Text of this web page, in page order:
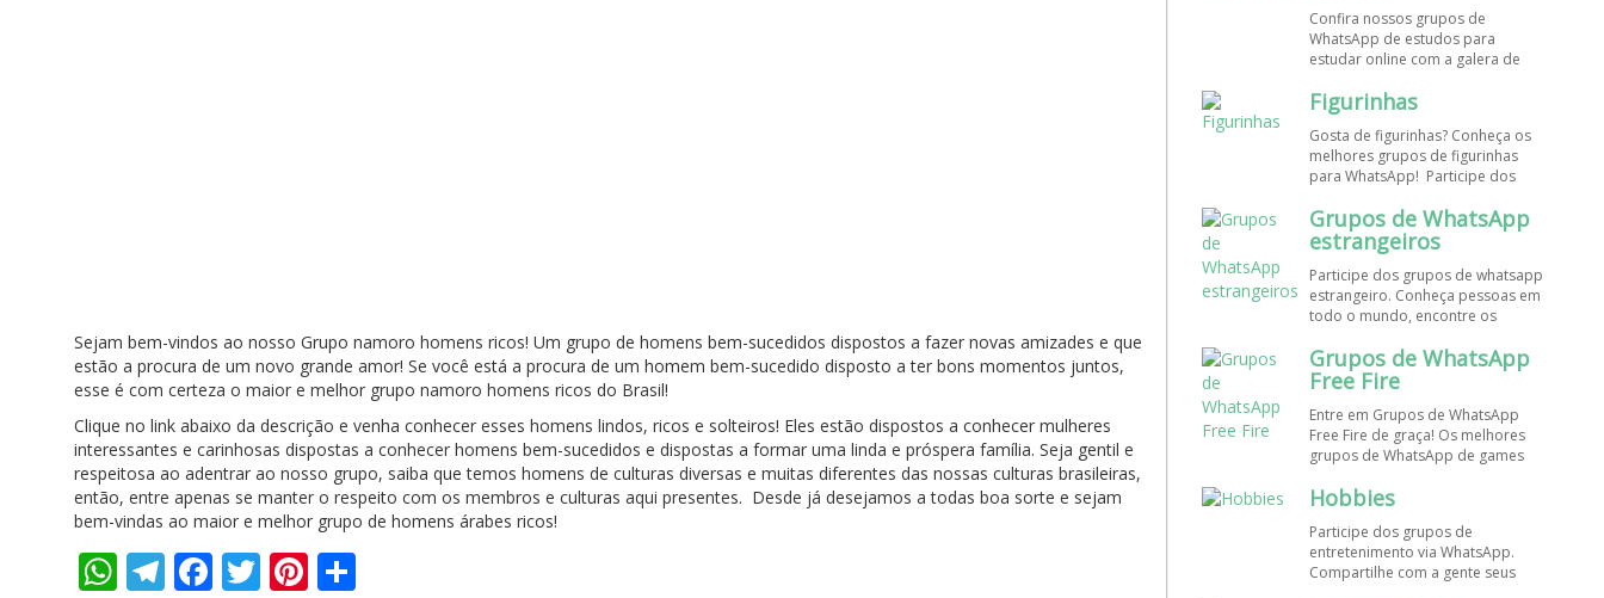
Sejam bem-vindos ao nosso Grupo namoro homens ricos! Um grupo de homens bem-sucedidos dispostos a fazer novas amizades e que
estão a procura de um novo grande amor! Se você está a procura de um homem bem-sucedido disposto a ter bons momentos juntos,
esse é com certeza o maior e melhor grupo namoro homens ricos do Brasil!
Clique no link abaixo da descrição e venha conhecer esses homens lindos, ricos e solteiros! Eles estão dispostos a conhecer mulheres
interessantes e carinhosas dispostas a conhecer homens bem-sucedidos e dispostas a formar uma linda e próspera família. Seja gentil e
respeitosa ao adentrar ao nosso grupo, saiba que temos homens de culturas diversas e muitas diferentes das nossas culturas brasileiras,
então, entre apenas se manter o respeito com os membros e culturas aqui presentes. Desde já desejamos a todas boa sorte e sejam
bem-vindas ao maior e melhor grupo de homens árabes ricos!
WhatsApp
Telegram
Facebook
TwitterPinterest
Confira nossos grupos de
WhatsApp de estudos para
estudar online com a galera de
melhores grupos de WhatsApp é
de graça!
Figurinhas
Gosta de figurinhas? Conheça os
melhores grupos de figurinhas
para WhatsApp! Participe dos
figurinhas e stickers grátis.
Encontre aqui os melhores grupos
de WhatsApp e bombe seu perfil!
Grupos de WhatsApp
estrangeiros
Participe dos grupos de whatsapp
estrangeiro. Conheça pessoas em
todo o mundo, encontre os
Encontre esses e mais grupos de
WhatsApp de graça!
Grupos de WhatsApp
Free Fire
Entre em Grupos de WhatsApp
Free Fire de graça! Os melhores
grupos de WhatsApp de games
grupos de whats e faça novos
Hobbies
Participe dos grupos de
entretenimento via WhatsApp.
Compartilhe com a gente seus